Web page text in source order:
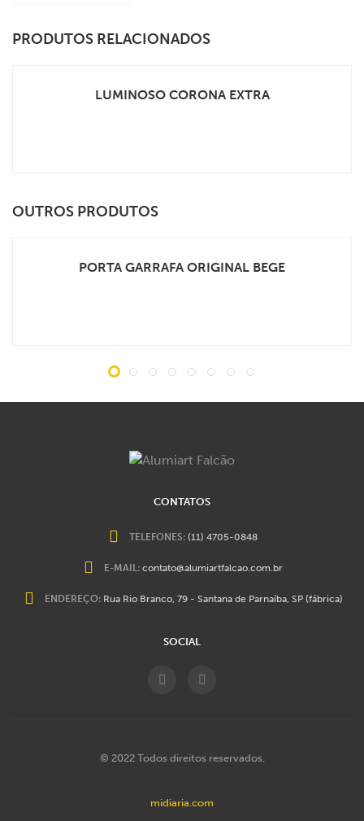
PRODUTOS RELACIONADOS
LUMINOSO CORONA EXTRA
OUTROS PRODUTOS
PORTA GARRAFA ORIGINAL BEGE
CONTATOS
TELEFONES: (11) 4705-0848
E-MAIL: contato@alumiartfalcao.com.br
ENDEREÇO: Rua Rio Branco, 79 - Santana de Parnaíba, SP (fábrica)
SOCIAL
© 2022 Todos direitos reservados.
midiaria.com